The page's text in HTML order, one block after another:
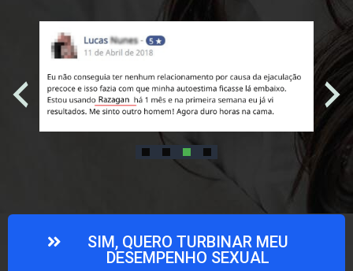
SIM, QUERO TURBINAR MEU
DESEMPENHO SEXUAL